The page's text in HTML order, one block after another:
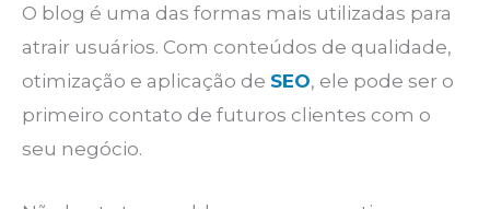
O blog é uma das formas mais utilizadas para
atrair usuários. Com conteúdos de qualidade,
otimização e aplicação de SEO, ele pode ser o
primeiro contato de futuros clientes com o
seu negócio.